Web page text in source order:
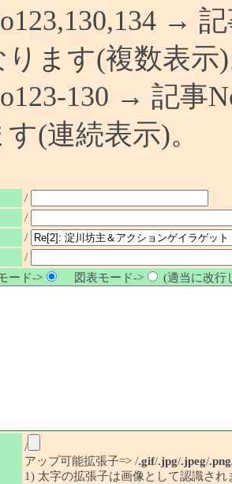
→
ります(複数表示
130 → 記事
す(連続表示)。
/
/
/
/
ード->
図表モード-> (適当に改行
/
アップ可能拡張子=> /.gif/.jpg/.jpeg/.png
1) 太字の拡張子は画像として認識され